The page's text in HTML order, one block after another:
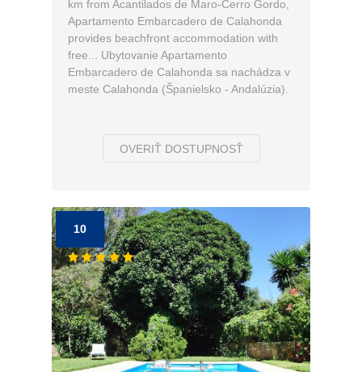
km from Acantilados de Maro-Cerro Gordo,
Apartamento Embarcadero de Calahonda
provides beachfront accommodation with
free... Ubytovanie Apartamento
Embarcadero de Calahonda sa nachádza v
meste Calahonda (Španielsko - Andalúzia).
OVERIŤ DOSTUPNOSŤ
10